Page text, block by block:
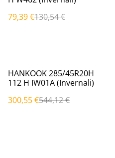
79,39 €130,54 €
%
HANKOOK 285/45R20H
112 H IW01A (Invernali)
300,55 €544,12 €